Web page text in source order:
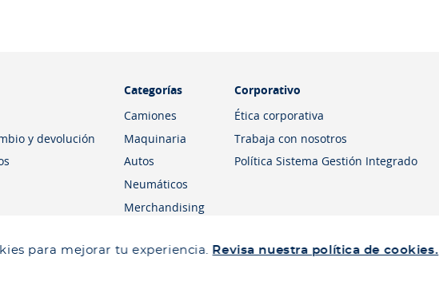
para mejorar tu experiencia. Revisa nuestra política de cookies.
y devolución
Categorías
Camiones
Maquinaria
Autos
Neumáticos
Merchandising
Corporativo
Ética corporativa
Trabaja con nosotros
Política Sistema Gestión Integrado